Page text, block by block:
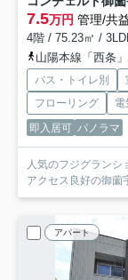
7.5万円 管理/共
4階 / 75.23㎡ /
山陽本線「西条
バス・トイレ別
フローリング
電
即入居可 パノラマ
人気のフジグランシ
アクセス良好の御薗
アパート